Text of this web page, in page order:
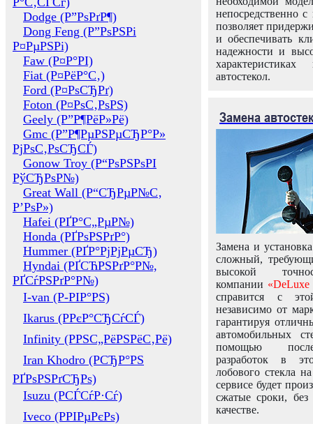
Dodge (Р”РѕРґР¶)
Dong Feng (Р”РѕРЅРі
Р¤РµРЅРі)
Faw (Р¤Р°РІ)
Fiat (Р¤РёР°С‚)
Ford (Р¤РѕСЂРґ)
Foton (Р¤РѕС‚РѕРЅ)
Geely (Р”Р¶РёР»Рё)
Gmc (Р”Р¶РµРЅРµСЂР°Р»
РјРѕС‚РѕСЂСЃ)
Gonow Troy (Р“РѕРЅРѕРІ
РўСЂРѕР№)
Great Wall (Р“СЂРµР№С‚
Р’РѕР»)
Hafei (РҐР°С„РµР№)
Honda (РҐРѕРЅРґР°)
Hummer (РҐР°РјРјРµСЂ)
Hyndai (РҐСЋРЅРґР°Р№,
РҐСѓРЅРґР°Р№)
I-van (Р-РІР°РЅ)
Ikarus (РРєР°СЂСѓСЃ)
Infinity (РРЅС„РёРЅРёС‚Рё)
Iran Khodro (РСЂР°РЅ
РҐРѕРЅРґСЂРѕ)
Isuzu (РСЃСѓР·Сѓ)
Iveco (РРІРµРєРѕ)
непосредственно
позволяет
и обеспечивать
надежности и
автостекол.
Замена
Замена и
сложный,
высокой
компании «DeLuxe
справится с
независимо от
гарантируя
автомобильных
помощью
разработок в
лобового стекла
сервисе будет
сжатые сроки,
качестве.